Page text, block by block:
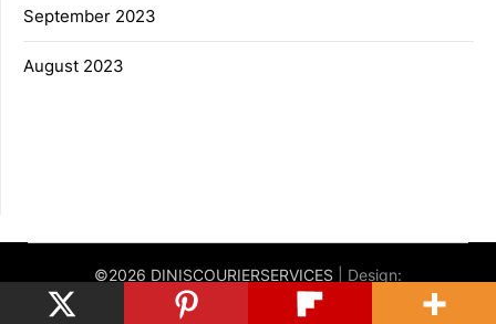
September 2023
August 2023
©2026 DINISCOURIERSERVICES
| Design:
Newspaperly WordPress Theme